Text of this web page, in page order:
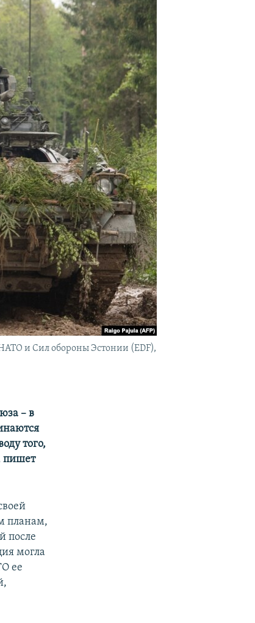
и Сил обороны Эстонии (EDF),
– в
того,
пишет
планам,
после
могла
ее